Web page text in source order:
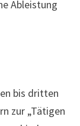
Ableistung
bis dritten
zur „Tätigen